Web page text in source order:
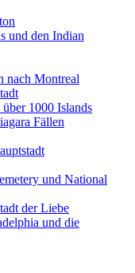
und den Indian
nach Montreal
1000 Islands
Fällen
und National
der Liebe
und die